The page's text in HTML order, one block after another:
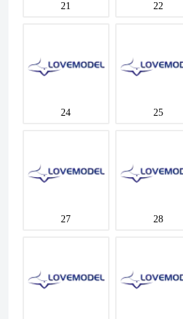
21 22
24 25
27 28